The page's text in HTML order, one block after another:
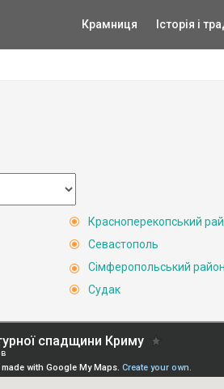
Крамниця Історія і
Красноперекопський
Севастополь
Сімферопольський район
Судак